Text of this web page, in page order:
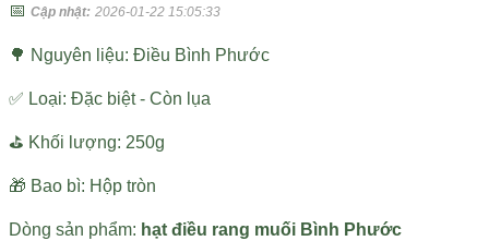
📅 Cập nhật: 2026-01-22 15:05:33
🌳 Nguyên liệu: Điều Bình Phước
✅ Loại: Đặc biệt - Còn lụa
⛳ Khối lượng: 250g
🎁 Bao bì: Hộp tròn
Dòng sản phẩm: hạt điều rang muối Bình Phước